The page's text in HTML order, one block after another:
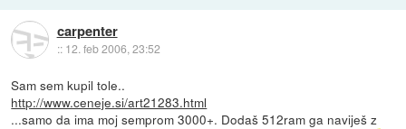
carpenter
:: 12. feb 2006, 23:52
Sam sem kupil tole..
http://www.ceneje.si/art21283.html
...samo da ima moj semprom 3000+. Dodaš 512ram ga naviješ z